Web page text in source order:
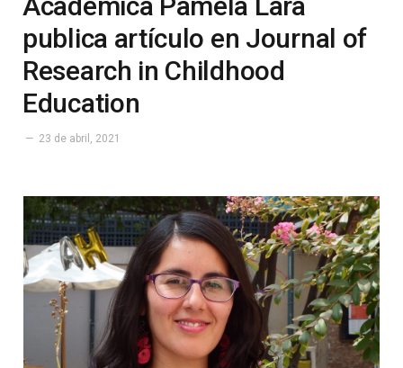
publica artículo en Journal of
Research in Childhood
Education
23 de abril, 2021